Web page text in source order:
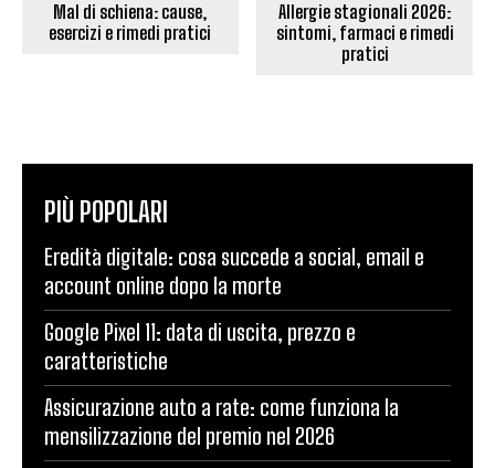
Mal di schiena: cause,
esercizi e rimedi pratici
Allergie stagionali 2026:
sintomi, farmaci e rimedi
pratici
PIÙ POPOLARI
Eredità digitale: cosa succede a social, email e
account online dopo la morte
Google Pixel 11: data di uscita, prezzo e
caratteristiche
Assicurazione auto a rate: come funziona la
mensilizzazione del premio nel 2026